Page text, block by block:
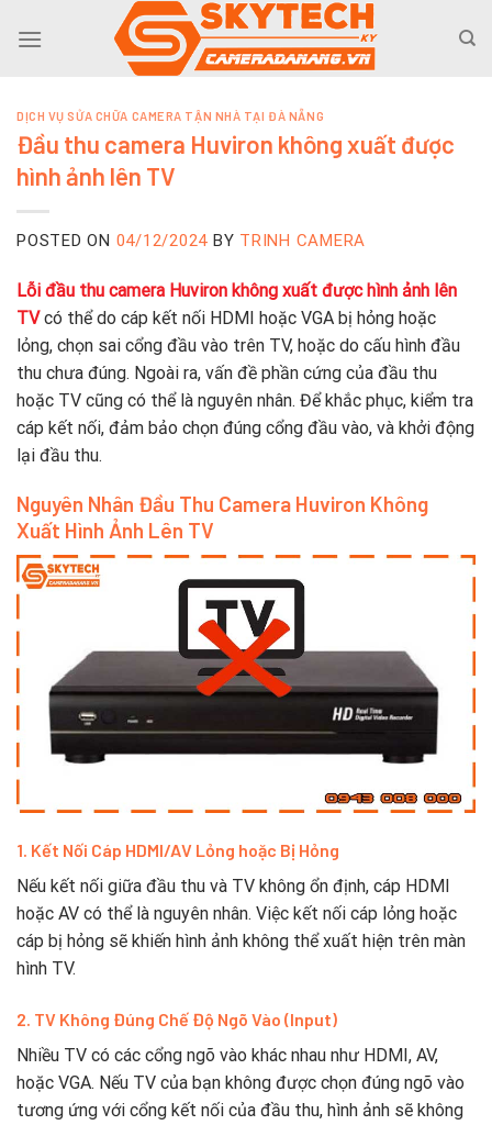
DỊCH VỤ SỬA CHỮA CAMERA TẬN NHÀ TẠI ĐÀ NẴNG
Đầu thu camera Huviron không xuất được
hình ảnh lên TV
POSTED ON 04/12/2024 BY TRINH CAMERA
Lỗi đầu thu camera Huviron không xuất được hình ảnh lên
TVcó thể do cáp kết nối HDMI hoặc VGA bị hỏng hoặc
lỏng, chọn sai cổng đầu vào trên TV, hoặc do cấu hình đầu
thu chưa đúng. Ngoài ra, vấn đề phần cứng của đầu thu
hoặc TV cũng có thể là nguyên nhân. Để khắc phục, kiểm tra
cáp kết nối, đảm bảo chọn đúng cổng đầu vào, và khởi động
lại đầu thu.
Nguyên Nhân Đầu Thu Camera Huviron Không
Xuất Hình Ảnh Lên TV
1. Kết Nối Cáp HDMI/AV Lỏng hoặc Bị Hỏng
Nếu kết nối giữa đầu thu và TV không ổn định, cáp HDMI
hoặc AV có thể là nguyên nhân. Việc kết nối cáp lỏng hoặc
cáp bị hỏng sẽ khiến hình ảnh không thể xuất hiện trên màn
hình TV.
2. TV Không Đúng Chế Độ Ngõ Vào (Input)
Nhiều TV có các cổng ngõ vào khác nhau như HDMI, AV,
hoặc VGA. Nếu TV của bạn không được chọn đúng ngõ vào
tương ứng với cổng kết nối của đầu thu, hình ảnh sẽ không